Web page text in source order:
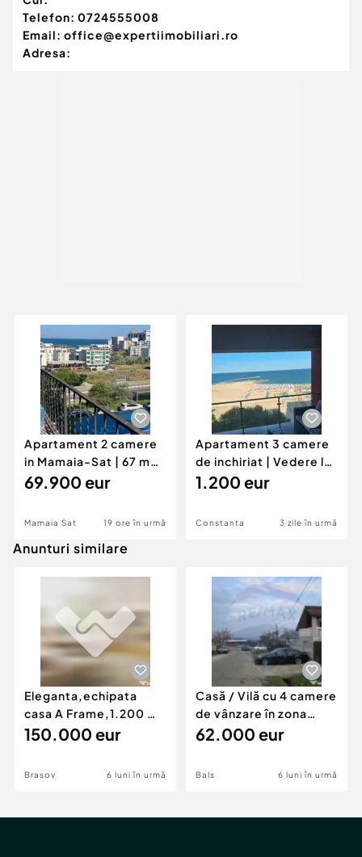
Număr Băi:
Curent
Apă
Canalizare
Telefon: 0724555008
Email: office@expertiimobiliari.ro
Adresa:
Apartament 2 camere
in Mamaia-Sat | 67 mp |
Vedere la mare |
69.900 eur
Mamaia Sat 19 ore în urmă
Apartament 3 camere
de inchiriat | Vedere la
mare | Plaja Re
1.200 eur
Constanta 3 zile în urmă
Anunturi similare
Eleganta,echipata
casa A Frame,1.200 mp
teren,deschidere Pia
150.000 eur
Brasov 6 luni în urmă
Casă / Vilă cu 4 camere
de vânzare în zona
Periferie
62.000 eur
Bals 6 luni în urmă